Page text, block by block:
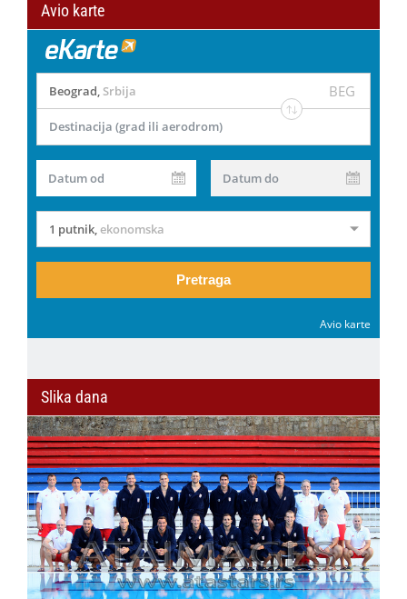
Avio karte
Beograd, Srbija BEG
Destinacija (grad ili aerodrom)
Datum od Datum do
1 putnik,ekonomska
Pretraga
Avio karte
Slika dana